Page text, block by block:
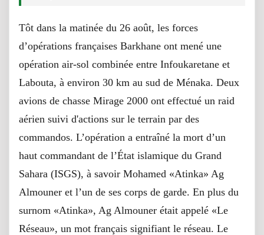
Tôt dans la matinée du 26 août, les forces
d’opérations françaises Barkhane ont mené une
opération air-sol combinée entre Infoukaretane et
Labouta, à environ 30 km au sud de Ménaka. Deux
avions de chasse Mirage 2000 ont effectué un raid
aérien suivi d'actions sur le terrain par des
commandos. L’opération a entraîné la mort d’un
haut commandant de l’État islamique du Grand
Sahara (ISGS), à savoir Mohamed «Atinka» Ag
Almouner et l’un de ses corps de garde. En plus du
surnom «Atinka», Ag Almouner était appelé «Le
Réseau», un mot français signifiant le réseau. Le